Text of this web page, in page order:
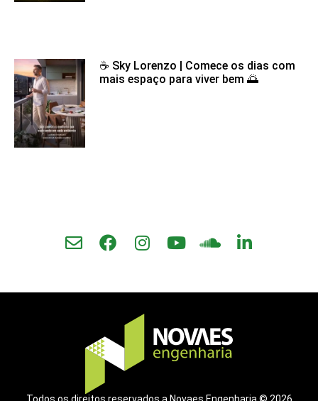
☕ Sky Lorenzo | Comece os dias com
mais espaço para viver bem 🌅
Todos os direitos reservados a Novaes Engenharia © 2026